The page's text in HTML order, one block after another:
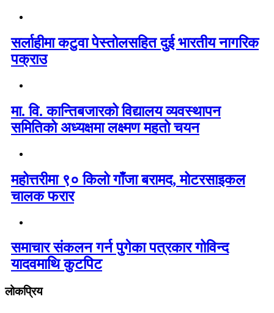
सर्लाहीमा कटुवा पेस्तोलसहित दुई भारतीय नागरिक
पक्राउ
मा. वि. कान्तिबजारको विद्यालय व्यवस्थापन
समितिको अध्यक्षमा लक्ष्मण महतो चयन
महोत्तरीमा ९० किलो गाँजा बरामद, मोटरसाइकल
चालक फरार
समाचार संकलन गर्न पुगेका पत्रकार गोविन्द
यादवमाथि कुटपिट
लोकप्रिय